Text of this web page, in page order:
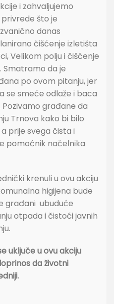
i zahvaljujemo
što je
danas
čišćenje izletišta
Velikom polju i čišćenje
Smatramo da je
po ovom pitanju, jer
se smeće odlaže i baca
građane da
Trnova kako bi bilo
prije svega čista i
pomoćnik načelnika
krenuli u ovu akciju
higijena bude
građani ubuduće
otpada i čistoći javnih
uključe u ovu akciju
da životni